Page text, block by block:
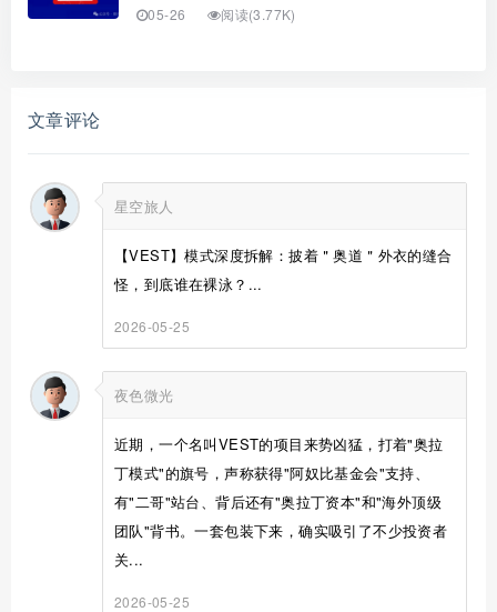
05-26 阅读(3.77K)
文章评论
星空旅人
【VEST】模式深度拆解：披着＂奥道＂外衣的缝合
怪，到底谁在裸泳？...
2026-05-25
夜色微光
近期，一个名叫VEST的项目来势凶猛，打着"奥拉
丁模式"的旗号，声称获得"阿奴比基金会"支持、
有"二哥"站台、背后还有"奥拉丁资本"和"海外顶级
团队"背书。一套包装下来，确实吸引了不少投资者
关...
2026-05-25